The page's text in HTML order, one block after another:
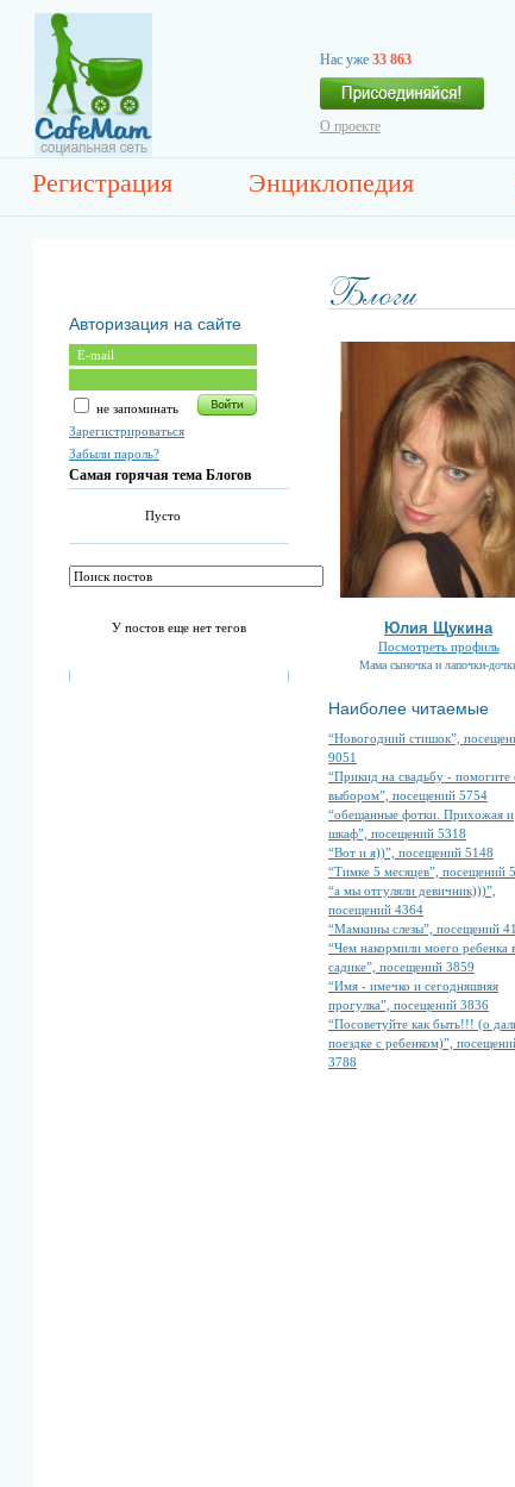
Нас уже 33 863
О проекте
Регистрация Энциклопедия
Авторизация на сайте
не запоминать
Зарегистрироваться
Забыли пароль?
Самая горячая тема Блогов
Пусто
У постов еще нет тегов Юлия Щукина
Посмотреть профиль
Мама сыночка и лапочки-
Наиболее читаемые
“Новогодний стишок”,
9051
“Прикид на свадьбу - помогите
выбором”, посещений 5754
“обещанные фотки. Прихожая и
шкаф”, посещений 5318
“Вот и я))”, посещений 5148
“Тимке 5 месяцев”, посещений
“а мы отгуляли девичник)))”,
посещений 4364
“Мамкины слезы”, посещений
“Чем накормили моего ребенка
садике”, посещений 3859
“Имя - имечко и сегодняшняя
прогулка”, посещений 3836
“Посоветуйте как быть!!! (о
поездке с ребенком)”,
3788